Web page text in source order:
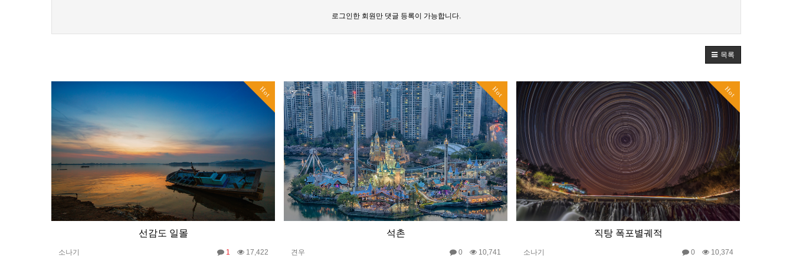
로그인한 회원만 댓글 등록이 가능합니다.
목록
Hot
선감도 일몰
소나기 1 17,422
Hot
석촌
견우 0 10,741
Hot
직탕 폭포별궤적
소나기 0 10,374